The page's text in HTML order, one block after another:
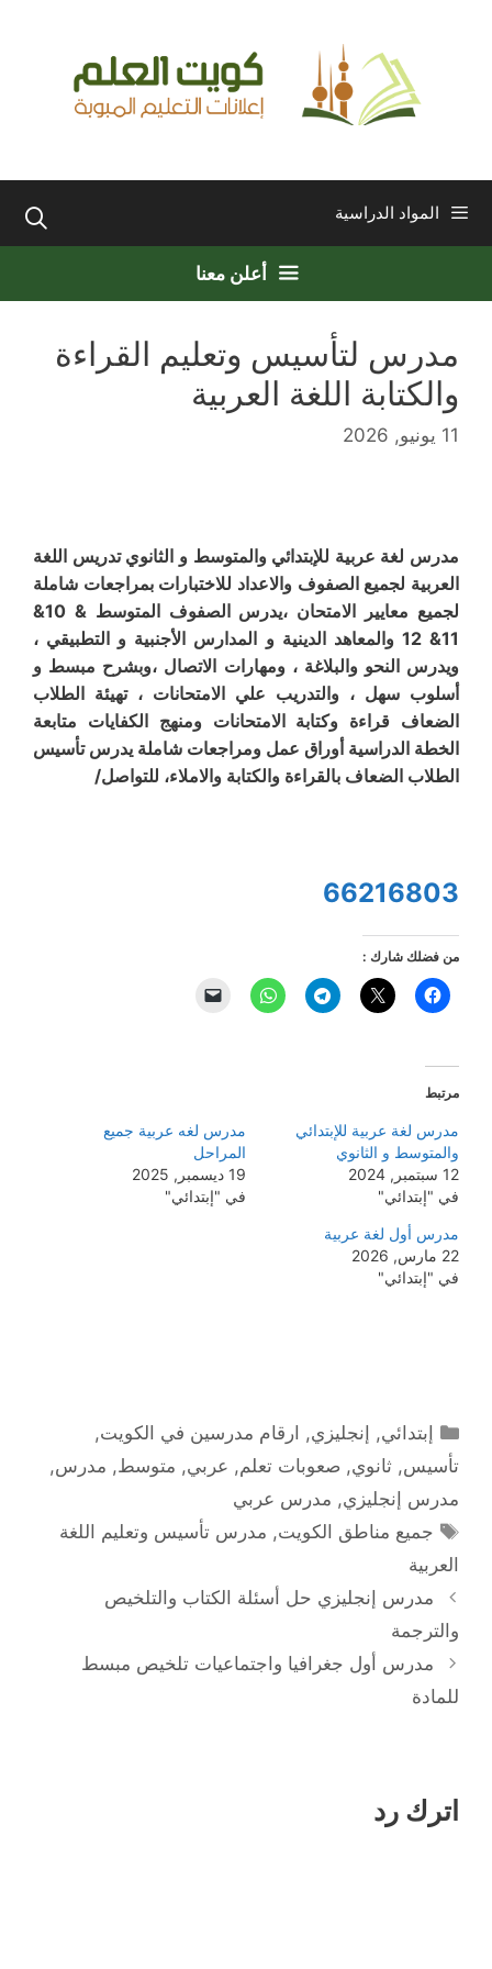
المواد الدراسية
أعلن معنا
مدرس لتأسيس وتعليم القراءة
والكتابة اللغة العربية
11 يونيو, 2026
مدرس لغة عربية للإبتدائي والمتوسط و الثانوي تدريس اللغة
العربية لجميع الصفوف والاعداد للاختبارات بمراجعات شاملة
لجميع معايير الامتحان ،يدرس الصفوف المتوسط & 10&
11& 12 والمعاهد الدينية و المدارس الأجنبية و التطبيقي ،
ويدرس النحو والبلاغة ، ومهارات الاتصال ،وبشرح مبسط و
أسلوب سهل ، والتدريب علي الامتحانات ، تهيئة الطلاب
الضعاف قراءة وكتابة الامتحانات ومنهج الكفايات متابعة
الخطة الدراسية أوراق عمل ومراجعات شاملة يدرس تأسيس
الطلاب الضعاف بالقراءة والكتابة والاملاء، للتواصل/
66216803
من فضلك شارك :
مرتبط
مدرس لغة عربية للإبتدائي
والمتوسط و الثانوي
12 سبتمبر, 2024
في "إبتدائي"
مدرس لغه عربية جميع
المراحل
19 ديسمبر, 2025
في "إبتدائي"
مدرس أول لغة عربية
22 مارس, 2026
في "إبتدائي"
التصنيفات
إبتدائي, إنجليزي, ارقام مدرسين في الكويت,
تأسيس, ثانوي, صعوبات تعلم, عربي, متوسط, مدرس,
مدرس إنجليزي, مدرس عربي
الوسوم
جميع مناطق الكويت, مدرس تأسيس وتعليم اللغة
العربية
مدرس إنجليزي حل أسئلة الكتاب والتلخيص
والترجمة
مدرس أول جغرافيا واجتماعيات تلخيص مبسط
للمادة
اترك رد